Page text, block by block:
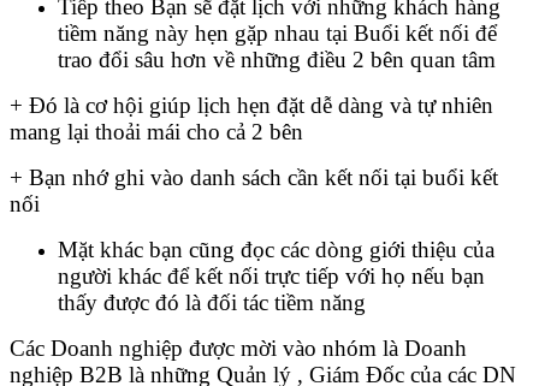
Tiếp theo Bạn sẽ đặt lịch với những khách hàng
tiềm năng này hẹn gặp nhau tại Buổi kết nối để
trao đổi sâu hơn về những điều 2 bên quan tâm
+ Đó là cơ hội giúp lịch hẹn đặt dễ dàng và tự nhiên
mang lại thoải mái cho cả 2 bên
+ Bạn nhớ ghi vào danh sách cần kết nối tại buổi kết
nối
Mặt khác bạn cũng đọc các dòng giới thiệu của
người khác để kết nối trực tiếp với họ nếu bạn
thấy được đó là đối tác tiềm năng
Các Doanh nghiệp được mời vào nhóm là Doanh
nghiệp B2B là những Quản lý , Giám Đốc của các DN